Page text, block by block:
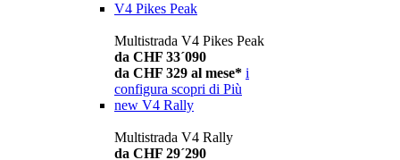
V4 Pikes Peak
Multistrada V4 Pikes Peak
da CHF 33´090
da CHF 329 al mese* i
configura scopri di Più
new V4 Rally
Multistrada V4 Rally
da CHF 29´290